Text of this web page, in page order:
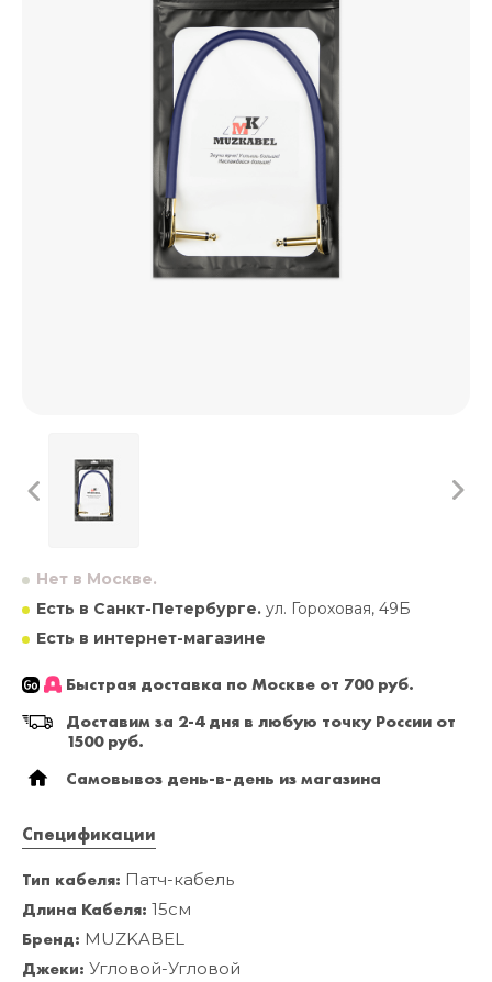
Нет в Москве.
Есть в Санкт-Петербурге. ул. Гороховая, 49Б
Есть в интернет-магазине
Быстрая доставка по Москве от 700 руб.
Доставим за 2-4 дня в любую точку России от
1500 руб.
Самовывоз день-в-день из магазина
Спецификации
Тип кабеля: Патч-кабель
Длина Кабеля: 15см
Бренд: MUZKABEL
Джеки: Угловой-Угловой